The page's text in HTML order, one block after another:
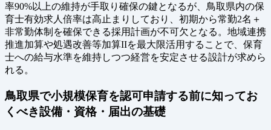
率90%以上の維持が手取り確保の鍵となるが、鳥取県内の保
育士有効求人倍率は高止まりしており、初期から常勤2名＋
非常勤体制を確保できる採用計画が不可欠となる。地域連携
推進加算や処遇改善等加算IIを最大限活用することで、保育
士への給与水準を維持しつつ経営を安定させる設計が求めら
れる。
鳥取県で小規模保育を認可申請する前に知ってお
くべき設備・資格・届出の基礎